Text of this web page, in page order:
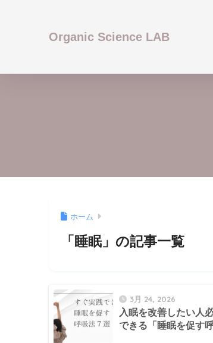
Organic Science LAB
ホーム
「睡眠」の記事一覧
3月 24, 2026
入眠を改善したい人
できる「睡眠を促す